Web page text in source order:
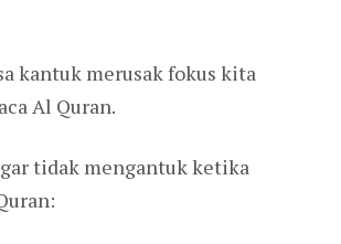
kantuk merusak fokus kita
Al Quran.
tidak mengantuk ketika